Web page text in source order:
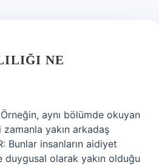
NE
aynı bölümde okuyan
yakın arkadaş
Bunlar insanların aidiyet
olarak yakın olduğu